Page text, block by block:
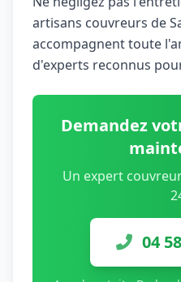
artisans couvreurs de
accompagnent toute
d'experts reconnus
Demandez
Un expert
04